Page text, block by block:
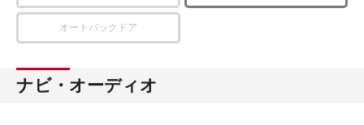
オートバックドア
ナビ・オーディオ